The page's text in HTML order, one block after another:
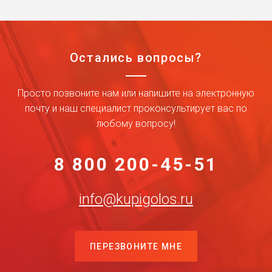
Остались вопросы?
Просто позвоните нам или напишите на электронную
почту и наш специалист проконсультирует вас по
любому вопросу!
8 800 200-45-51
info@kupigolos.ru
ПЕРЕЗВОНИТЕ МНЕ